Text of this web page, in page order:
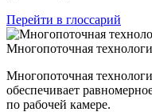
Перейти в глоссарий
Многопоточная
Многопоточная
обеспечивает
по рабочей камере.